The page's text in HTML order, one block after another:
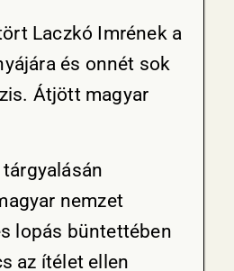
Laczkó Imrének a
és onnét sok
Átjött magyar
nemzet
lopás büntettében
az ítélet ellen